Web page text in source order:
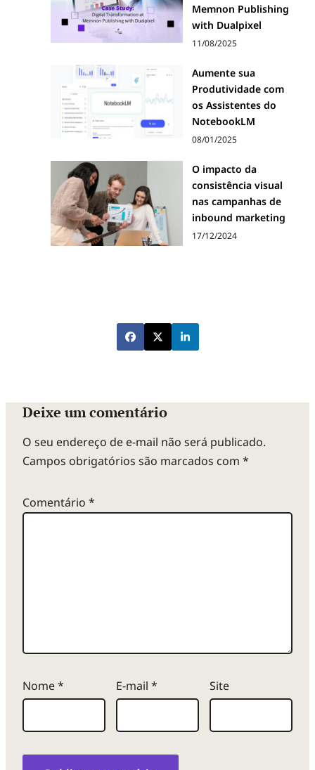
Memnon Publishing
with Dualpixel
11/08/2025
Aumente sua
Produtividade com
os Assistentes do
NotebookLM
08/01/2025
O impacto da
consistência visual
nas campanhas de
inbound marketing
17/12/2024
Deixe um comentário
O seu endereço de e-mail não será publicado.
Campos obrigatórios são marcados com *
Comentário *
Nome* E-mail * Site